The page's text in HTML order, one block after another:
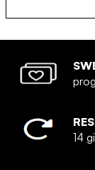
14